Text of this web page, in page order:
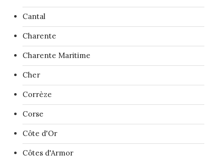
Cantal
Charente
Charente Maritime
Cher
Corrèze
Corse
Côte d'Or
Côtes d'Armor